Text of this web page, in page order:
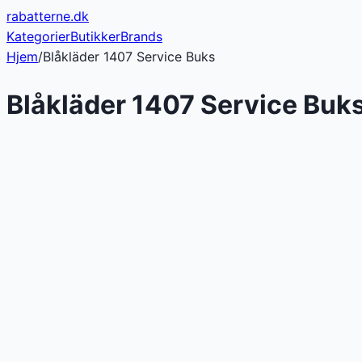
rabatterne.dk
KategorierButikkerBrands
Hjem/Blåkläder 1407 Service Buks
Blåkläder 1407 Service